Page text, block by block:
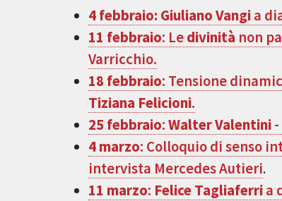
4 febbraio: Giuliano Vangia
11 febbraio: Ledivinità non
Varricchio.
18 febbraio: Tensione
Tiziana Felicioni.
25 febbraio:Walter Valentini
4 marzo: Colloquio di senso
intervista Mercedes Autieri.
11 marzo: Felice Tagliaferria